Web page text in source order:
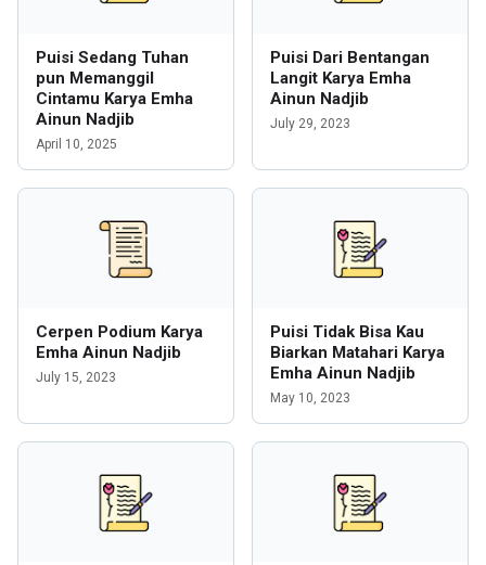
Puisi Sedang Tuhan
pun Memanggil
Cintamu Karya Emha
Ainun Nadjib
April 10, 2025
Puisi Dari Bentangan
Langit Karya Emha
Ainun Nadjib
July 29, 2023
Cerpen Podium Karya
Emha Ainun Nadjib
July 15, 2023
Puisi Tidak Bisa Kau
Biarkan Matahari Karya
Emha Ainun Nadjib
May 10, 2023